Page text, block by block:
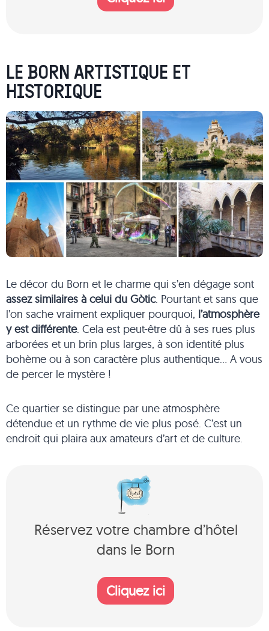
LE BORN ARTISTIQUE ET
HISTORIQUE
Le décor du Born et le charme qui s’en dégage sont
assez similaires à celui du Gòtic. Pourtant et sans que
l’on sache vraiment expliquer pourquoi, l’atmosphère
y est différente. Cela est peut-être dû à ses rues plus
arborées et un brin plus larges, à son identité plus
bohème ou à son caractère plus authentique… A vous
de percer le mystère !
Ce quartier se distingue par une atmosphère
détendue et un rythme de vie plus posé. C’est un
endroit qui plaira aux amateurs d’art et de culture.
Réservez votre chambre d’hôtel
dans le Born
Cliquez ici